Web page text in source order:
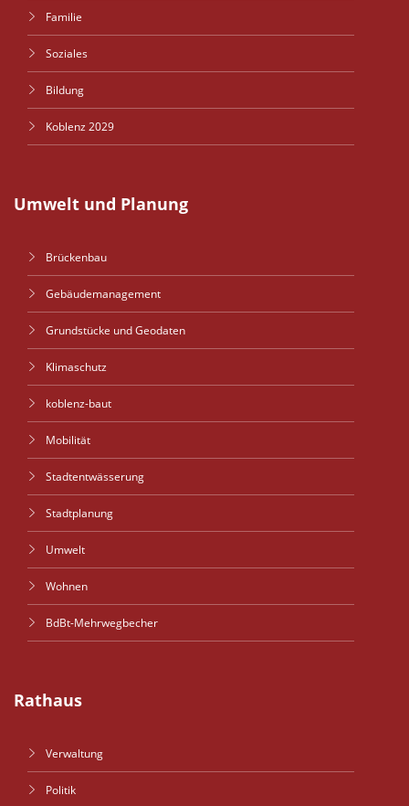
Familie
Soziales
Bildung
Koblenz 2029
Umwelt und Planung
Brückenbau
Gebäudemanagement
Grundstücke und Geodaten
Klimaschutz
koblenz-baut
Mobilität
Stadtentwässerung
Stadtplanung
Umwelt
Wohnen
BdBt-Mehrwegbecher
Rathaus
Verwaltung
Politik